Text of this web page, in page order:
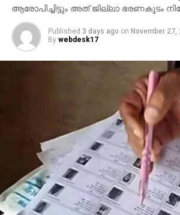
ആരോപിച്ചിട്ടും അത് ജില്ലാ ഭരണകൂടം
Published 3 days ago on November 27,
By webdesk17